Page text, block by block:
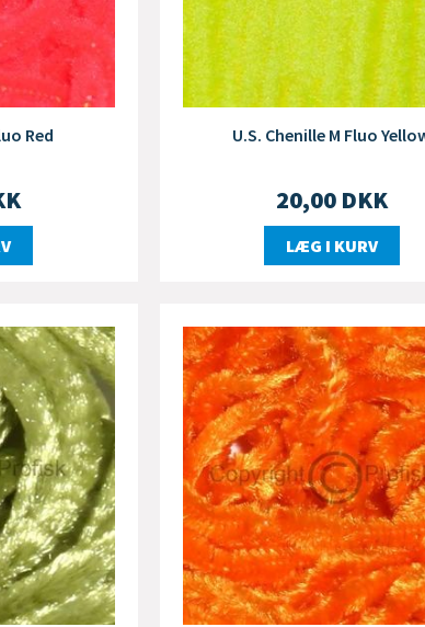
Red U.S. Chenille M Fluo
20,00 DKK
LÆG I KURV